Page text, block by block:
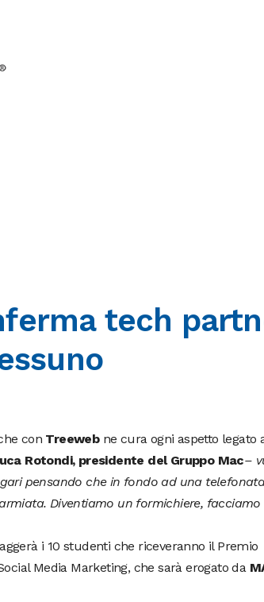
tech
con Treewebne cura ogni aspetto legato
Rotondi, presidente del Gruppo Mac–
pensando che in fondo ad una
Diventiamo un formichiere,
i 10 studenti che riceveranno il Premio
Media Marketing, che sarà erogato da